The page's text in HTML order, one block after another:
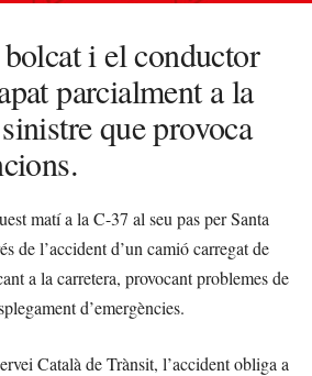
i el conductor
parcialment a la
que provoca
matí a la C-37 al seu pas per Santa
de l’accident d’un camió carregat de
a la carretera, provocant problemes de
d’emergències.
Català de Trànsit, l’accident obliga a